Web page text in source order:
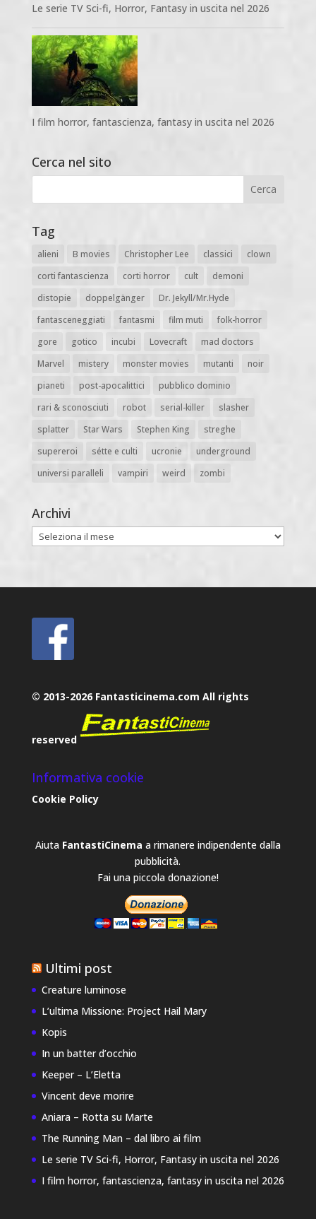
Le serie TV Sci-fi, Horror, Fantasy in uscita nel 2026
I film horror, fantascienza, fantasy in uscita nel 2026
Cerca nel sito
Tag
alieni B movies Christopher Lee classici
clown
corti fantascienza
corti horror cult
demoni
distopie
doppelgänger
Dr. Jekyll/Mr.Hyde
fantasceneggiati
fantasmi film muti
folk-horror
gore
gotico incubi Lovecraft
mad doctors
Marvel
mistery monster movies mutanti
noir
pianeti
post-apocalittici
pubblico dominio
rari & sconosciuti
robot serial-killer
slasher
splatter
Star Wars Stephen King
streghe
supereroi
sétte e culti ucronie
underground
universi paralleli
vampiri weird zombi
Archivi
Archivi
© 2013-2026 Fantasticinema.com All rights
reserved
Informativa cookie
Cookie Policy
Aiuta FantastiCinema a rimanere indipendente dalla
pubblicità.
Fai una piccola donazione!
Ultimi post
Creature luminose
L’ultima Missione: Project Hail Mary
Kopis
In un batter d’occhio
Keeper – L’Eletta
Vincent deve morire
Aniara – Rotta su Marte
The Running Man – dal libro ai film
Le serie TV Sci-fi, Horror, Fantasy in uscita nel 2026
I film horror, fantascienza, fantasy in uscita nel 2026